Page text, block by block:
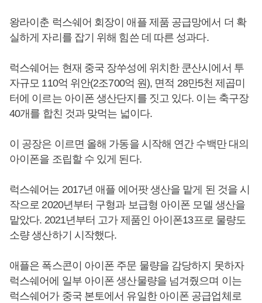
왕라이춘 럭스쉐어 회장이 애플 제품 공급망에서 더 확
실하게 자리를 잡기 위해 힘쓴 데 따른 성과다.
럭스쉐어는 현재 중국 장쑤성에 위치한 쿤산시에서 투
자규모 110억 위안(2조700억 원), 면적 28만5천 제곱미
터에 이르는 아이폰 생산단지를 짓고 있다. 이는 축구장
40개를 합친 것과 맞먹는 넓이다.
이 공장은 이르면 올해 가동을 시작해 연간 수백만 대의
아이폰을 조립할 수 있게 된다.
럭스쉐어는 2017년 애플 에어팟 생산을 맡게 된 것을 시
작으로 2020년부터 구형과 보급형 아이폰 모델 생산을
맡았다. 2021년부터 고가 제품인 아이폰13프로 물량도
소량 생산하기 시작했다.
애플은 폭스콘이 아이폰 주문 물량을 감당하지 못하자
럭스쉐어에 일부 아이폰 생산물량을 넘겨줬으며 이는
럭스쉐어가 중국 본토에서 유일한 아이폰 공급업체로